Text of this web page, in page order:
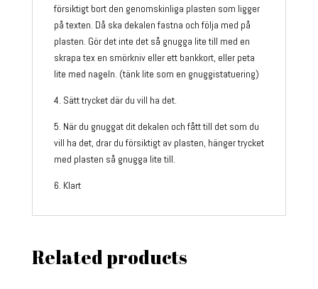
försiktigt bort den genomskinliga plasten som ligger
på texten. Då ska dekalen fastna och följa med på
plasten. Gör det inte det så gnugga lite till med en
skrapa tex en smörkniv eller ett bankkort, eller peta
lite med nageln. (tänk lite som en gnuggistatuering)
4. Sätt trycket där du vill ha det.
5. När du gnuggat dit dekalen och fått till det som du
vill ha det, drar du försiktigt av plasten, hänger trycket
med plasten så gnugga lite till.
6. Klart
Related products